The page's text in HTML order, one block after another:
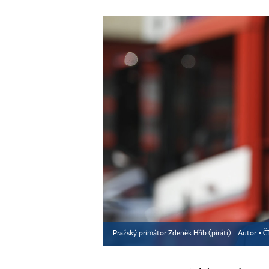
Pražský primátor Zdeněk Hřib (piráti) Autor ▪